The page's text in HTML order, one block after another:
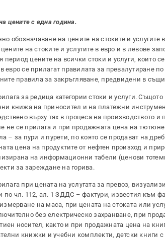
цените с една година.
обозначаване на цените на стоките и услугите
на стоките и услугите в евро и в левове
цените на всички стоки и услуги, които
евро се прилагат правилата за превалутиране
правила за закръгляване, предвидени в
за редица категории стоки и услуги.
книжа на приносител и на платежни
върху тях в процеса на производството и
не се прилага и при продажната цена на
– за пури и пурети, по която се продават на
цена на продуктите от нефтен произход и
на информационни табели (ценови
за зареждане на горива.
при цената на услугата за превоз,
чл. 112, ал. 1 ЗДДС – фактури, известия към
на маса, при цената на стоката или
без електрическо захранване, при
носител, както и при продажната цена на
книжки и учебни комплекти, детски книги